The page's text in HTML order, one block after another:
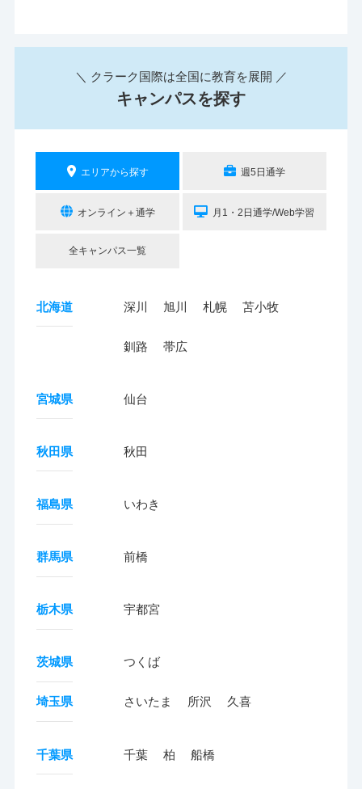
＼ クラーク国際は全国に教育を展開 ／
キャンパスを探す
エリアから探す 週5日通学
オンライン＋通学 月1・2日通学/Web学習
全キャンパス一覧
北海道 深川 旭川 札幌 苫小牧
釧路 帯広
宮城県 仙台
秋田県 秋田
福島県 いわき
群馬県 前橋
栃木県 宇都宮
茨城県 つくば
埼玉県 さいたま 所沢 久喜
千葉県 千葉 柏 船橋